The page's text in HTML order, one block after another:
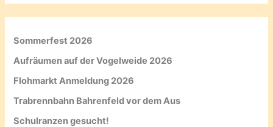
Sommerfest 2026
Aufräumen auf der Vogelweide 2026
Flohmarkt Anmeldung 2026
Trabrennbahn Bahrenfeld vor dem Aus
Schulranzen gesucht!